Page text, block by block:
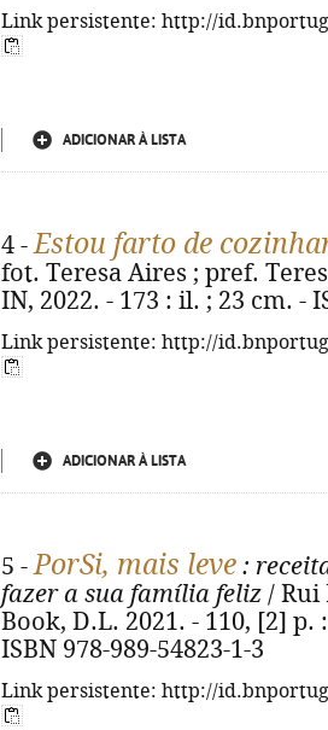
Link persistente: http://
ADICIONAR À LISTA
4 -Estou farto de
fot. Teresa Aires ; pref.
IN, 2022. - 173 : il. ; 23 cm. -
Link persistente: http://
ADICIONAR À LISTA
5 -PorSi, mais leve :
fazer a sua família feliz / Rui
Book, D.L. 2021. - 110, [2]
ISBN 978-989-54823-1-3
Link persistente: http://